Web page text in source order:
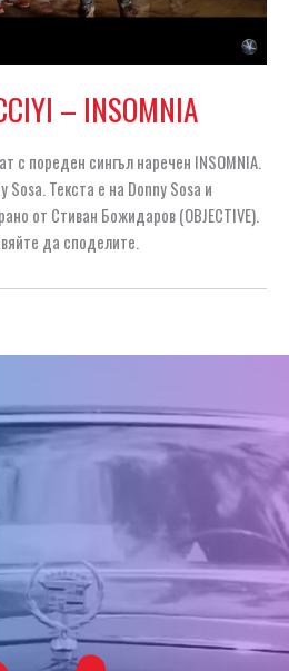
– INSOMNIA
с пореден сингъл наречен INSOMNIA.
Sosa. Текста е на Donny Sosa и
от Стиван Божидаров (OBJECTIVE).
да споделите.